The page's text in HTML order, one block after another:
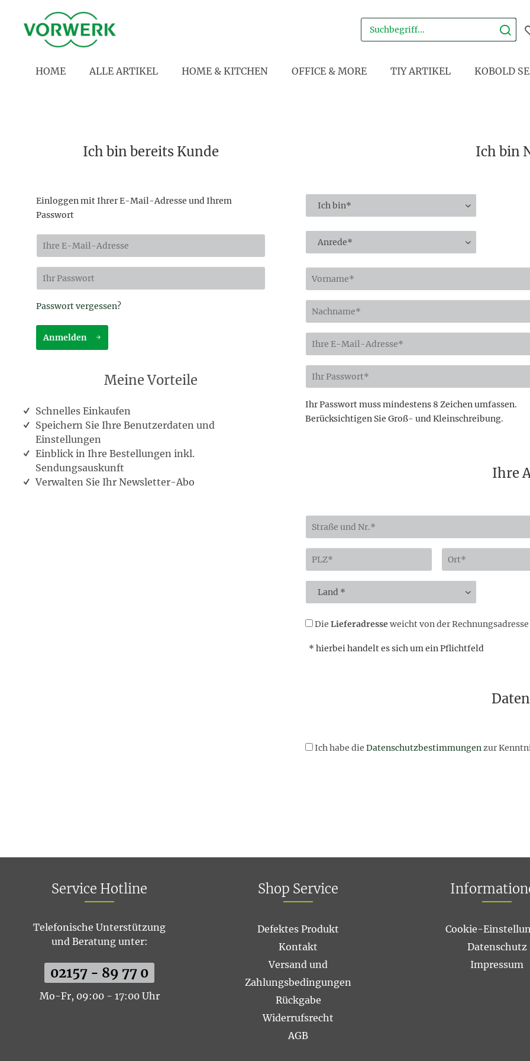
HOME ALLE ARTIKEL HOME & KITCHEN OFFICE & MORE TIY ARTIKEL KOBOLD
Ich bin
Ihr Passwort muss mindestens 8 Zeichen umfassen.
Berücksichtigen Sie Groß- und Kleinschreibung.
Ihre
DieLieferadresseweicht von der Rechnungsadresse
* hierbei handelt es sich um ein Pflichtfeld
Ich habe dieDatenschutzbestimmungenzur
Ich bin bereits Kunde
Einloggen mit Ihrer E-Mail-Adresse und Ihrem
Passwort
Passwort vergessen?
Anmelden
Meine Vorteile
Schnelles Einkaufen
Speichern Sie Ihre Benutzerdaten und
Einstellungen
Einblick in Ihre Bestellungen inkl.
Sendungsauskunft
Verwalten Sie Ihr Newsletter-Abo
Service Hotline
Telefonische Unterstützung
und Beratung unter:
02157 - 89 77 0
Mo-Fr, 09:00 - 17:00 Uhr
Shop Service
Defektes Produkt
Kontakt
Versand und
Zahlungsbedingungen
Rückgabe
Widerrufsrecht
AGB
Cookie-
Datenschutz
Impressum